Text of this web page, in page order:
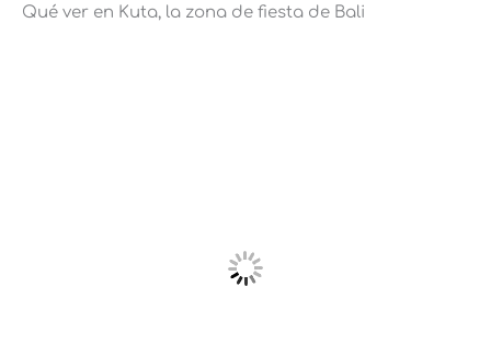
Qué ver en Kuta, la zona de fiesta de Bali